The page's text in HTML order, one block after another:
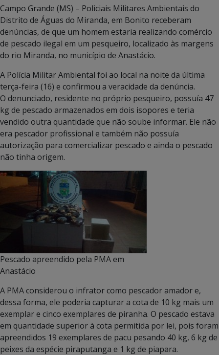
Campo Grande (MS) – Policiais Militares Ambientais do
Distrito de Águas do Miranda, em Bonito receberam
denúncias, de que um homem estaria realizando comércio
de pescado ilegal em um pesqueiro, localizado às margens
do rio Miranda, no município de Anastácio.
A Polícia Militar Ambiental foi ao local na noite da última
terça-feira (16) e confirmou a veracidade da denúncia.
O denunciado, residente no próprio pesqueiro, possuía 47
kg de pescado armazenados em dois isopores e teria
vendido outra quantidade que não soube informar. Ele não
era pescador profissional e também não possuía
autorização para comercializar pescado e ainda o pescado
não tinha origem.
Pescado apreendido pela PMA em
Anastácio
A PMA considerou o infrator como pescador amador e,
dessa forma, ele poderia capturar a cota de 10 kg mais um
exemplar e cinco exemplares de piranha. O pescado estava
em quantidade superior à cota permitida por lei, pois foram
apreendidos 19 exemplares de pacu pesando 40 kg, 6 kg de
peixes da espécie piraputanga e 1 kg de piapara.